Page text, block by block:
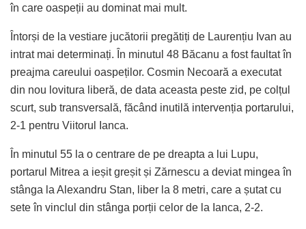
în care oaspeții au dominat mai mult.
Întorși de la vestiare jucătorii pregătiți de Laurențiu Ivan au
intrat mai determinați. În minutul 48 Băcanu a fost faultat în
preajma careului oaspeților. Cosmin Necoară a executat
din nou lovitura liberă, de data aceasta peste zid, pe colțul
scurt, sub transversală, făcând inutilă intervenția portarului,
2-1 pentru Viitorul Ianca.
În minutul 55 la o centrare de pe dreapta a lui Lupu,
portarul Mitrea a ieșit greșit și Zărnescu a deviat mingea în
stânga la Alexandru Stan, liber la 8 metri, care a șutat cu
sete în vinclul din stânga porții celor de la Ianca, 2-2.